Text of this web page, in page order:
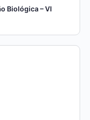
Biológica – VI